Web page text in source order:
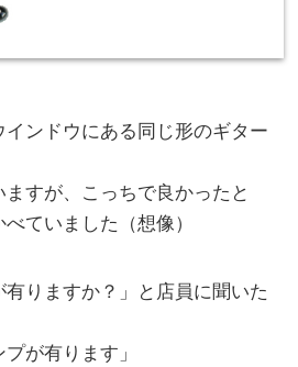
ンドウにある同じ形のギター
すが、こっちで良かったと
ていました（想像）
有りますか？」と店員に聞いた
が有ります」